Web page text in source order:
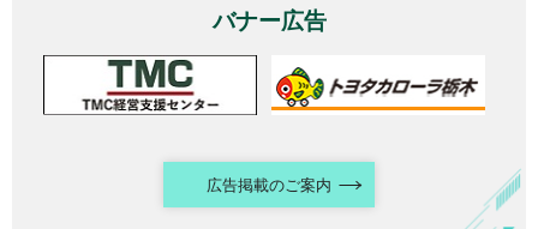
バナー広告
広告掲載のご案内